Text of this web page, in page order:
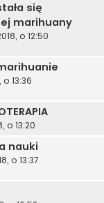
się
marihuany
o 12:50
13:36
o 13:20
nauki
o 13:37